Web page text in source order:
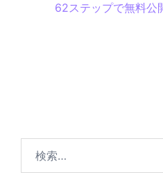
62ステップで無料